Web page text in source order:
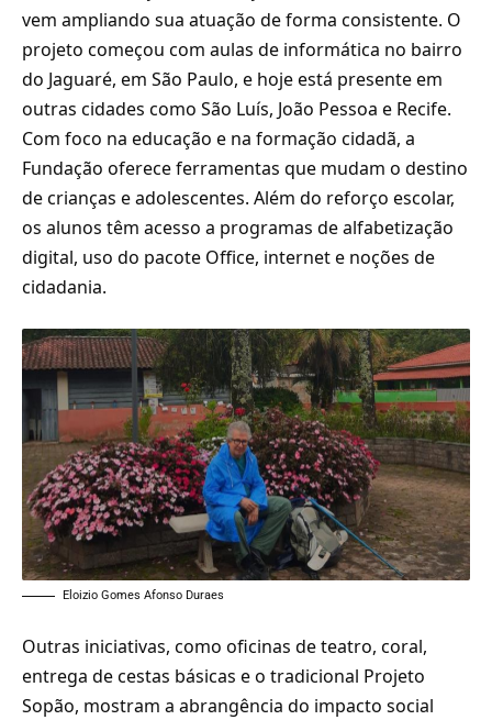
vem ampliando sua atuação de forma consistente. O
projeto começou com aulas de informática no bairro
do Jaguaré, em São Paulo, e hoje está presente em
outras cidades como São Luís, João Pessoa e Recife.
Com foco na educação e na formação cidadã, a
Fundação oferece ferramentas que mudam o destino
de crianças e adolescentes. Além do reforço escolar,
os alunos têm acesso a programas de alfabetização
digital, uso do pacote Office, internet e noções de
cidadania.
Eloizio Gomes Afonso Duraes
Outras iniciativas, como oficinas de teatro, coral,
entrega de cestas básicas e o tradicional Projeto
Sopão, mostram a abrangência do impacto social